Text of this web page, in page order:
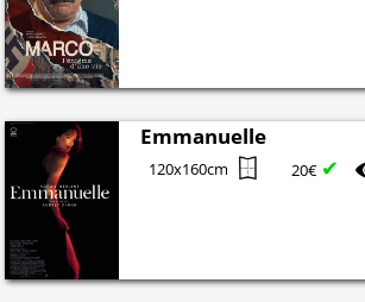
Emmanuelle
120x160cm 20€ ✔